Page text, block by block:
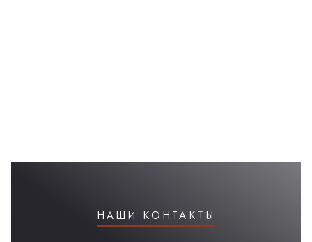
НАШИ КОНТАКТЫ